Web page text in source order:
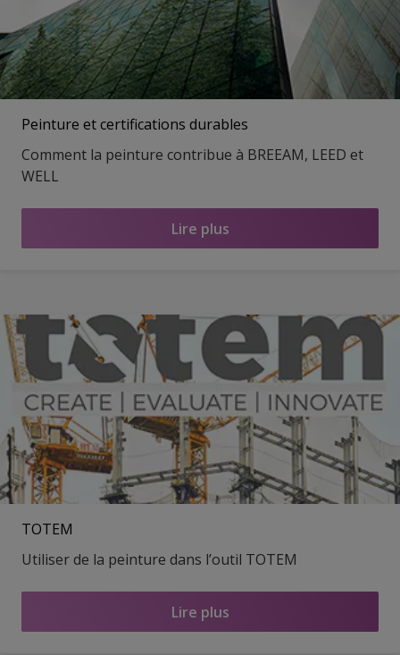
Peinture et certifications durables
Comment la peinture contribue à BREEAM, LEED et
WELL
Lire plus
TOTEM
Utiliser de la peinture dans l’outil TOTEM
Lire plus